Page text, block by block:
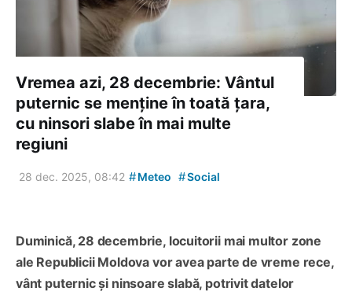
Vremea azi, 28 decembrie: Vântul
puternic se menține în toată țara,
cu ninsori slabe în mai multe
regiuni
28 dec. 2025, 08:42 #Meteo #Social
Duminică, 28 decembrie, locuitorii mai multor zone
ale Republicii Moldova vor avea parte de vreme rece,
vânt puternic și ninsoare slabă, potrivit datelor